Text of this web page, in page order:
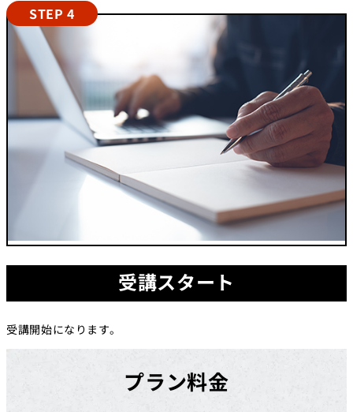
STEP 4
受講スタート
受講開始になります。
プラン料金